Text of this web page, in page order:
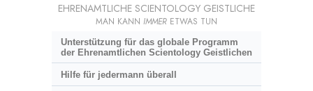
EHRENAMTLICHE SCIENTOLOGY GEISTLICHE
MAN KANN IMMER ETWAS TUN
Unterstützung für das globale Programm
der Ehrenamtlichen Scientology Geistlichen
Hilfe für jedermann überall